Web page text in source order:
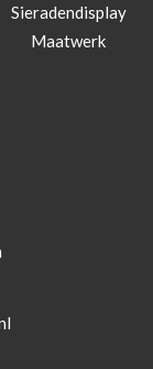
Sieradendisplay
Maatwerk